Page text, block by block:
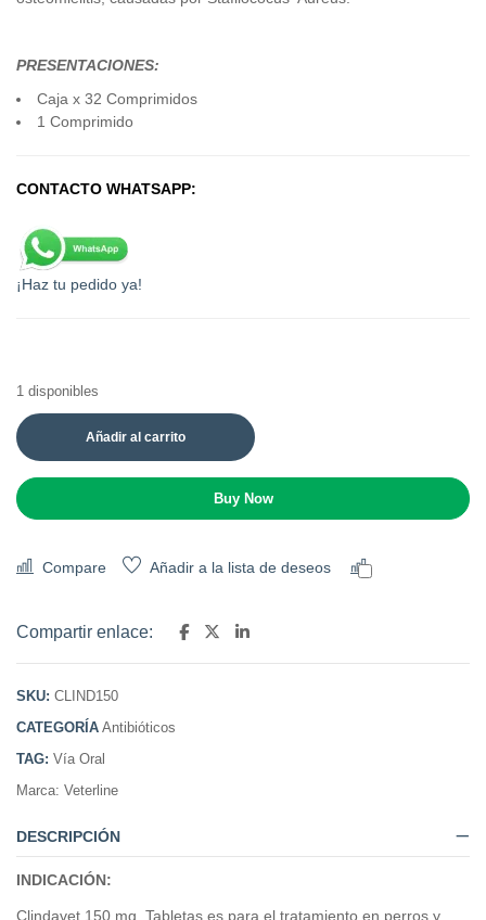
PRESENTACIONES:
Caja x 32 Comprimidos
1 Comprimido
CONTACTO WHATSAPP:
¡Haz tu pedido ya!
1 disponibles
Añadir al carrito
Buy Now
Compare Añadir a la lista de deseos
Compartir enlace:
SKU: CLIND150
CATEGORÍA Antibióticos
TAG: Vía Oral
Marca: Veterline
DESCRIPCIÓN
INDICACIÓN:
Clindavet 150 mg Tabletas es para el tratamiento en perros y